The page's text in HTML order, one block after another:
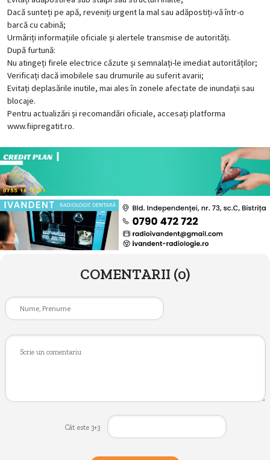
Dacă sunteți pe apă, reveniți urgent la mal sau adăpostiți-vă într-o
barcă cu cabină;
Urmăriți informațiile oficiale și alertele transmise de autorități.
După furtună:
Nu atingeți firele electrice căzute și semnalați-le imediat autorităților;
Verificați dacă imobilele sau drumurile au suferit avarii;
Evitați deplasările inutile, mai ales în zonele afectate de inundații sau
blocaje.
Pentru actualizări și recomandări oficiale, accesați platforma
www.fiipregatit.ro.
COMENTARII (0)
Cât este 3+3